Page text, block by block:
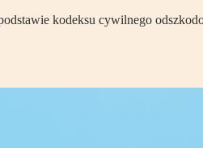
kodeksu cywilnego